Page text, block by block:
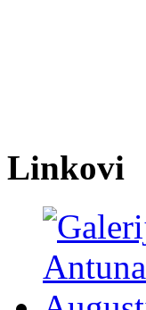
Linkovi